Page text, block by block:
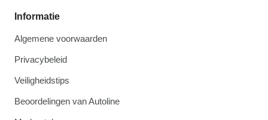
Informatie
Algemene voorwaarden
Privacybeleid
Veiligheidstips
Beoordelingen van Autoline